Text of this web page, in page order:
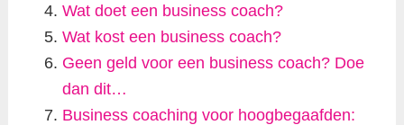
Wat doet een business coach?
Wat kost een business coach?
Geen geld voor een business coach? Doe
dan dit…
Business coaching voor hoogbegaafden: